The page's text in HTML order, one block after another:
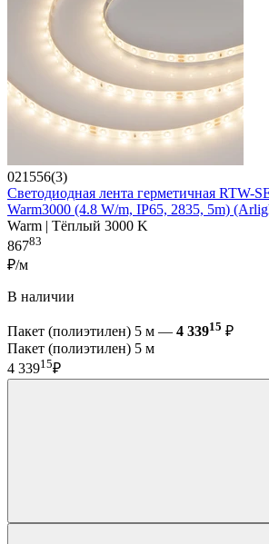
021556(3)
Светодиодная лента герметичная RTW-
Warm3000 (4.8 W/m, IP65, 2835, 5m)
Warm | Тёплый 3000 K
86783
₽/м
В наличии
Пакет (полиэтилен) 5 м — 4 33915 ₽
Пакет (полиэтилен) 5 м
4 33915₽